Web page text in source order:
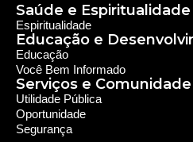
Saúde e Espiritualidade
Espiritualidade
Educação e
Educação
Você Bem Informado
Serviços e Comunidade
Utilidade Pública
Oportunidade
Segurança